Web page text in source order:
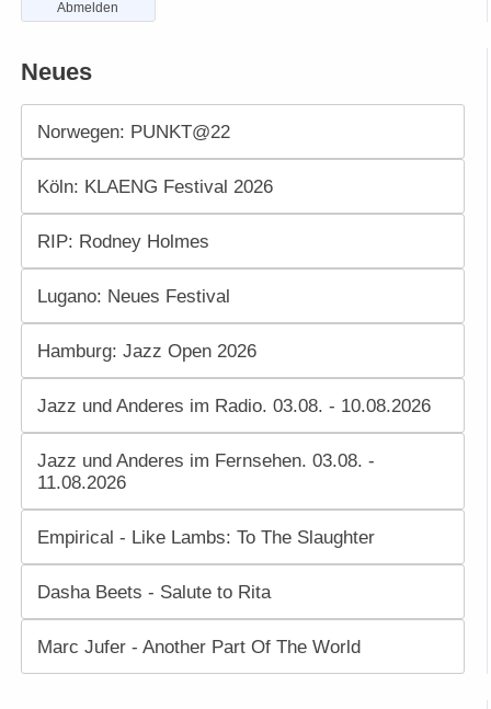
Abmelden
Neues
Norwegen: PUNKT@22
Köln: KLAENG Festival 2026
RIP: Rodney Holmes
Lugano: Neues Festival
Hamburg: Jazz Open 2026
Jazz und Anderes im Radio. 03.08. - 10.08.2026
Jazz und Anderes im Fernsehen. 03.08. -
11.08.2026
Empirical - Like Lambs: To The Slaughter
Dasha Beets - Salute to Rita
Marc Jufer - Another Part Of The World